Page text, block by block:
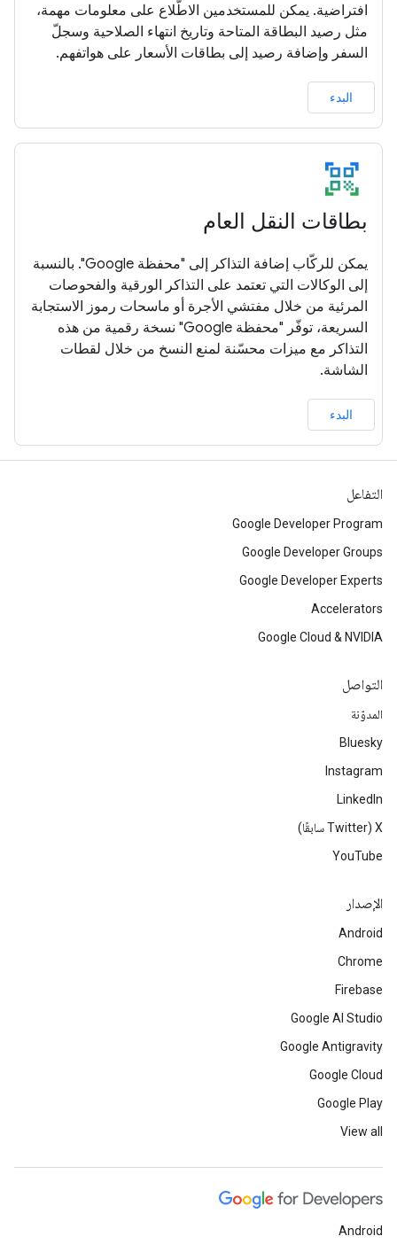
افتراضية. يمكن للمستخدمين الاطّلاع على معلومات مهمة،
مثل رصيد البطاقة المتاحة وتاريخ انتهاء الصلاحية وسجلّ
السفر وإضافة رصيد إلى بطاقات الأسعار على هواتفهم.
البدء
بطاقات النقل العام
يمكن للركّاب إضافة التذاكر إلى "محفظة Google". بالنسبة
إلى الوكالات التي تعتمد على التذاكر الورقية والفحوصات
المرئية من خلال مفتشي الأجرة أو ماسحات رموز الاستجابة
السريعة، توفّر "محفظة Google" نسخة رقمية من هذه
التذاكر مع ميزات محسّنة لمنع النسخ من خلال لقطات
الشاشة.
البدء
التفاعل
Google Developer Program
Google Developer Groups
Google Developer Experts
Accelerators
Google Cloud & NVIDIA
التواصل
المدوّنة
Bluesky
Instagram
LinkedIn
‫X ‏(Twitter سابقًا)
YouTube
الإصدار
Android
Chrome
Firebase
Google AI Studio
Google Antigravity
Google Cloud
Google Play
View all
Android